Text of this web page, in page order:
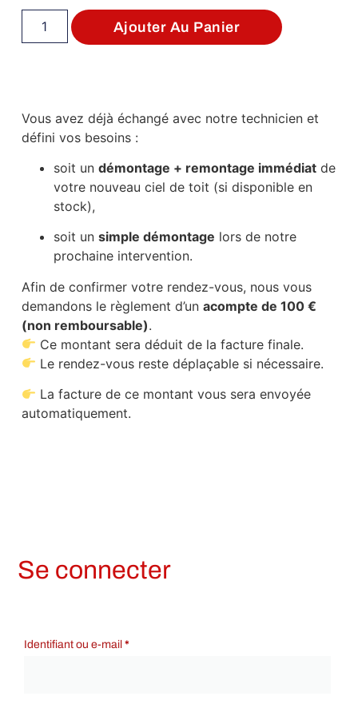
Ajouter Au Panier
Vous avez déjà échangé avec notre technicien et
défini vos besoins :
soit un démontage + remontage immédiatde
votre nouveau ciel de toit (si disponible en
stock),
soit un simple démontage lors de notre
prochaine intervention.
Afin de confirmer votre rendez-vous, nous vous
demandons le règlement d’un acompte de 100 €
(non remboursable).
Ce montant sera déduit de la facture finale.
Le rendez-vous reste déplaçable si nécessaire.
La facture de ce montant vous sera envoyée
automatiquement.
Se connecter
Identifiant ou e-mail*